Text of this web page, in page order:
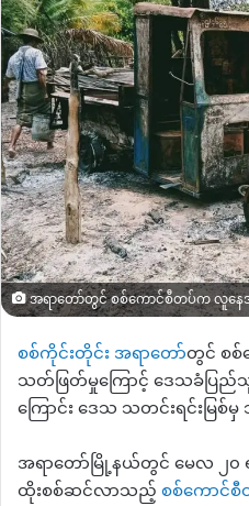
အရာတော်တွင် စစ်ကောင်စီတပ်က လူနေအိ
စစ်ကိုင်းတိုင်း အရာတော်တွင် စ
သတ်ဖြတ်မှုကြောင့် ဒေသခံပြ
ကြောင်း ဒေသ သတင်းရင်းမြစ်
အရာတော်မြို့နယ်တွင် မေလ ၂၀
ထိုးစစ်ဆင်လာသည့် စစ်ကောင်